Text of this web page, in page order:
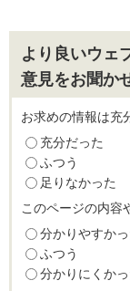
より良いウェ
意見をお聞か
お求めの情報は充
充分だった
ふつう
足りなかった
このページの内容
分かりやすかっ
ふつう
分かりにくかっ